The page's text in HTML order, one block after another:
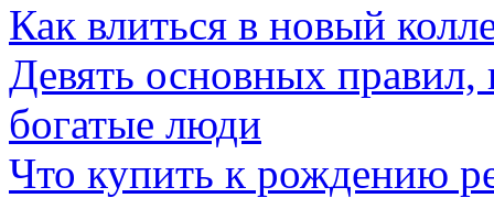
Как влиться в новый
Девять основных
богатые люди
Что купить к рождению